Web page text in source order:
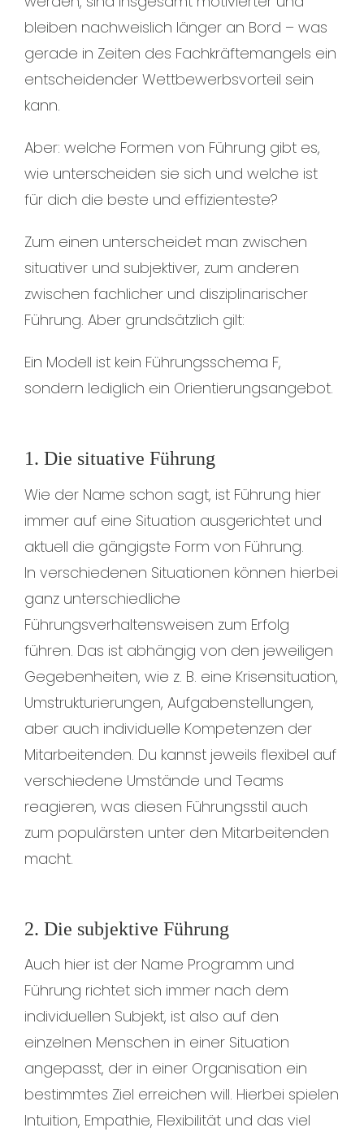
bleiben nachweislich länger an Bord – was
gerade in Zeiten des Fachkräftemangels ein
entscheidender Wettbewerbsvorteil sein
kann.
Aber: welche Formen von Führung gibt es,
wie unterscheiden sie sich und welche ist
für dich die beste und effizienteste?
Zum einen unterscheidet man zwischen
situativer und subjektiver, zum anderen
zwischen fachlicher und disziplinarischer
Führung. Aber grundsätzlich gilt:
Ein Modell ist kein Führungsschema F,
sondern lediglich ein Orientierungsangebot.
1. Die situative Führung
Wie der Name schon sagt, ist Führung hier
immer auf eine Situation ausgerichtet und
aktuell die gängigste Form von Führung.
In verschiedenen Situationen können hierbei
ganz unterschiedliche
Führungsverhaltensweisen zum Erfolg
führen. Das ist abhängig von den jeweiligen
Gegebenheiten, wie z. B. eine Krisensituation,
Umstrukturierungen, Aufgabenstellungen,
aber auch individuelle Kompetenzen der
Mitarbeitenden. Du kannst jeweils flexibel auf
verschiedene Umstände und Teams
reagieren, was diesen Führungsstil auch
zum populärsten unter den Mitarbeitenden
macht.
2. Die subjektive Führung
Auch hier ist der Name Programm und
Führung richtet sich immer nach dem
individuellen Subjekt, ist also auf den
einzelnen Menschen in einer Situation
angepasst, der in einer Organisation ein
bestimmtes Ziel erreichen will. Hierbei spielen
Intuition, Empathie, Flexibilität und das viel